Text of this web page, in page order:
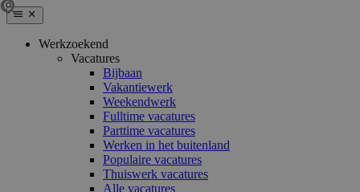
Werkzoekend
Vacatures
Bijbaan
Vakantiewerk
Weekendwerk
Fulltime vacatures
Parttime vacatures
Werken in het buitenland
Populaire vacatures
Thuiswerk vacatures
Alle vacatures